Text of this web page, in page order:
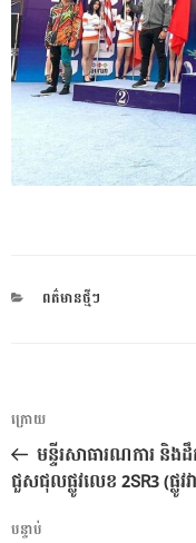
CATEGORIES
ពត៌មានថ្មីៗ
ការ​
នាំទិស​
ប្រកាស
អត្ថបទ
មុន
ក្រោយ
មន្ទីរសាធារណការ និង
ជួសជុលផ្លូវលេខ 2SR3 (ផ្លូវ
អត្ថបទ
បន្ទាប់